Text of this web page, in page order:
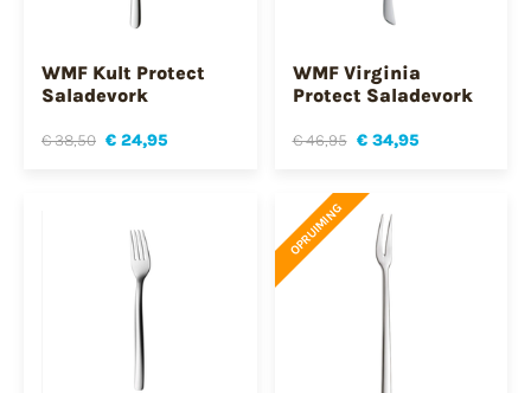
WMF Kult Protect
Saladevork
€ 38,50 € 24,95
WMF Virginia
Protect Saladevork
€ 46,95 € 34,95
OPRUIMING